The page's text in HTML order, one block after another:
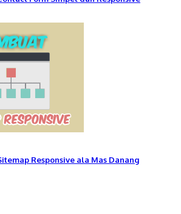
Responsive ala Mas Danang